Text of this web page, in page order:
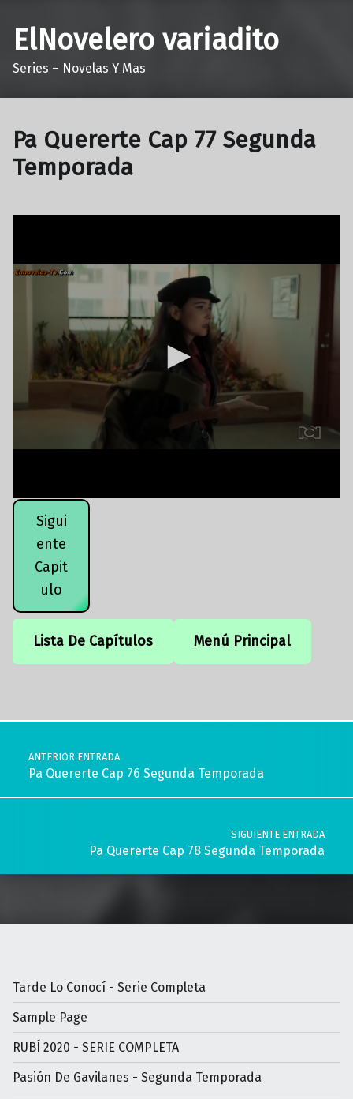
ElNovelero variadito
Series – Novelas Y Mas
Pa Quererte Cap 77 Segunda
Temporada
Sigui
ente
Capit
ulo
Lista De Capítulos Menú Principal
Navegación de entradas
ANTERIOR ENTRADA
Pa Quererte Cap 76 Segunda Temporada
SIGUIENTE ENTRADA
Pa Quererte Cap 78 Segunda Temporada
Tarde Lo Conocí - Serie Completa
Sample Page
RUBÍ 2020 - SERIE COMPLETA
Pasión De Gavilanes - Segunda Temporada